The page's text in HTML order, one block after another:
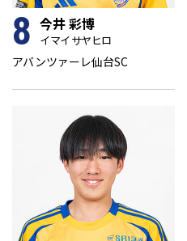
今井 彩博
イマイ サヤヒロ
8
アバンツァーレ仙台SC